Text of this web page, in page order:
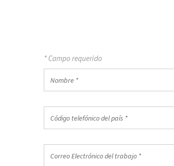
* Campo requerido
telefónico
país
Código telefónico del país *
Electrónico